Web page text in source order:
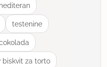
testenine
biskvit za torto